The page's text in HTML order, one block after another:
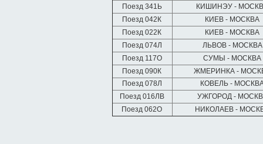
Поезд 341Ь
КИШИНЭУ -
Поезд 042К
КИЕВ - МОСКВА
Поезд 022К
КИЕВ - МОСКВА
Поезд 074Л
ЛЬВОВ - МОСКВА
Поезд 117О
СУМЫ - МОСКВА
Поезд 090К
ЖМЕРИНКА -
Поезд 078Л
КОВЕЛЬ -
Поезд 016ЛВ
УЖГОРОД -
Поезд 062О
НИКОЛАЕВ -